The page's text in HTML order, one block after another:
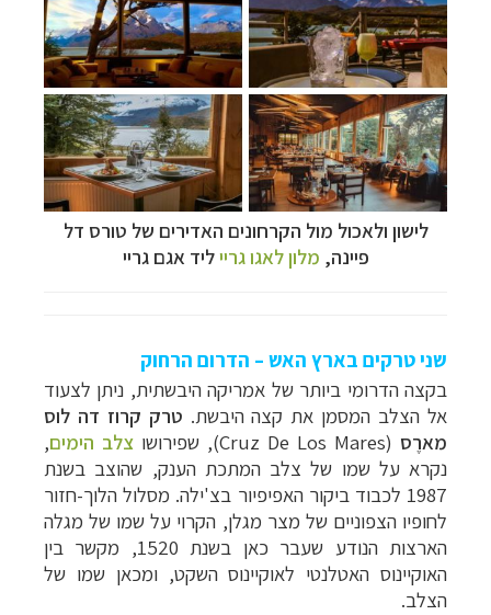
לישון ולאכול מול הקרחונים האדירים של טורס דל
פיינה, מלון לאגו גרייליד אגם גריי
שני טרקים בארץ האש – הדרום הרחוק
בקצה הדרומי ביותר של אמריקה היבשתית, ניתן לצעוד
אל הצלב המסמן את קצה היבשת. טרק קרוז דה לוס
מארֶס (Cruz De Los Mares), שפירושו צלב הימים,
נקרא על שמו של צלב המתכת הענק, שהוצב בשנת
1987 לכבוד ביקור האפיפיור בצ'ילה. מסלול הלוך-חזור
לחופיו הצפוניים של מצר מגלן, הקרוי על שמו של מגלה
הארצות הנודע שעבר כאן בשנת 1520, מקשר בין
האוקיינוס האטלנטי לאוקיינוס השקט, ומכאן שמו של
הצלב.